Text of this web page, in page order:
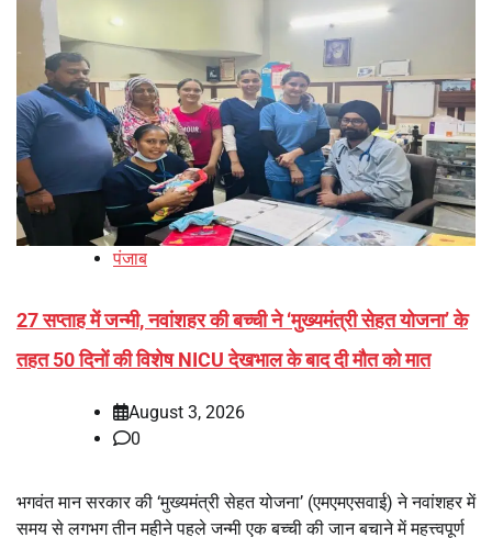
पंजाब
27 सप्ताह में जन्मी, नवांशहर की बच्ची ने ‘मुख्यमंत्री सेहत योजना’ के
तहत 50 दिनों की विशेष NICU देखभाल के बाद दी मौत को मात
August 3, 2026
0
भगवंत मान सरकार की ‘मुख्यमंत्री सेहत योजना’ (एमएमएसवाई) ने नवांशहर में
समय से लगभग तीन महीने पहले जन्मी एक बच्ची की जान बचाने में महत्त्वपूर्ण